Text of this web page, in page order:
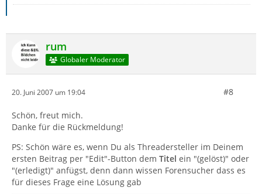
rum
Globaler Moderator
20. Juni 2007 um 19:04 #8
Schön, freut mich.
Danke für die Rückmeldung!
PS: Schön wäre es, wenn Du als Threadersteller im Deinem
ersten Beitrag per "Edit"-Button dem Titel ein "(gelöst)" oder
"(erledigt)" anfügst, denn dann wissen Forensucher dass es
für dieses Frage eine Lösung gab